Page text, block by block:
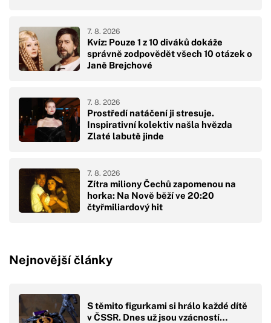
Kvíz: Pouze 1 z 10 diváků dokáže
správně zodpovědět všech 10 otázek o
Janě Brejchové
7. 8. 2026
Prostředí natáčení ji stresuje.
Inspirativní kolektiv našla hvězda
Zlaté labutě jinde
7. 8. 2026
Zítra miliony Čechů zapomenou na
horka: Na Nově běží ve 20:20
čtyřmiliardový hit
7. 8. 2026
Nejnovější články
S těmito figurkami si hrálo každé dítě
v ČSSR. Dnes už jsou vzácností…